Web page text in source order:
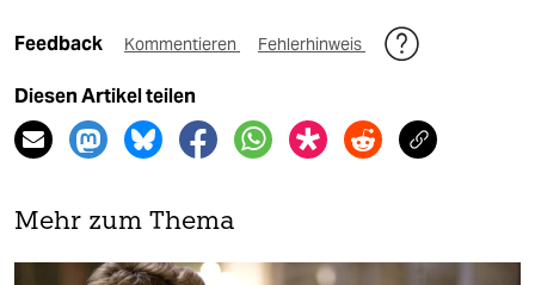
Feedback Kommentieren Fehlerhinweis
Diesen Artikel teilen
Mehr zum Thema